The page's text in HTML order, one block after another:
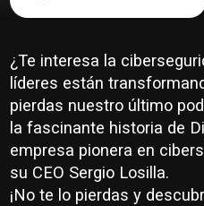
¿Te interesa la
líderes están
pierdas nuestro último
la fascinante historia de
empresa pionera en
su CEO Sergio Losilla.
¡No te lo pierdas y